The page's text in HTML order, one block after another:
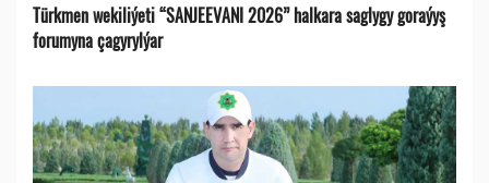
Türkmen wekiliýeti “SANJEEVANI 2026” halkara saglygy goraýyş
forumyna çagyrylýar